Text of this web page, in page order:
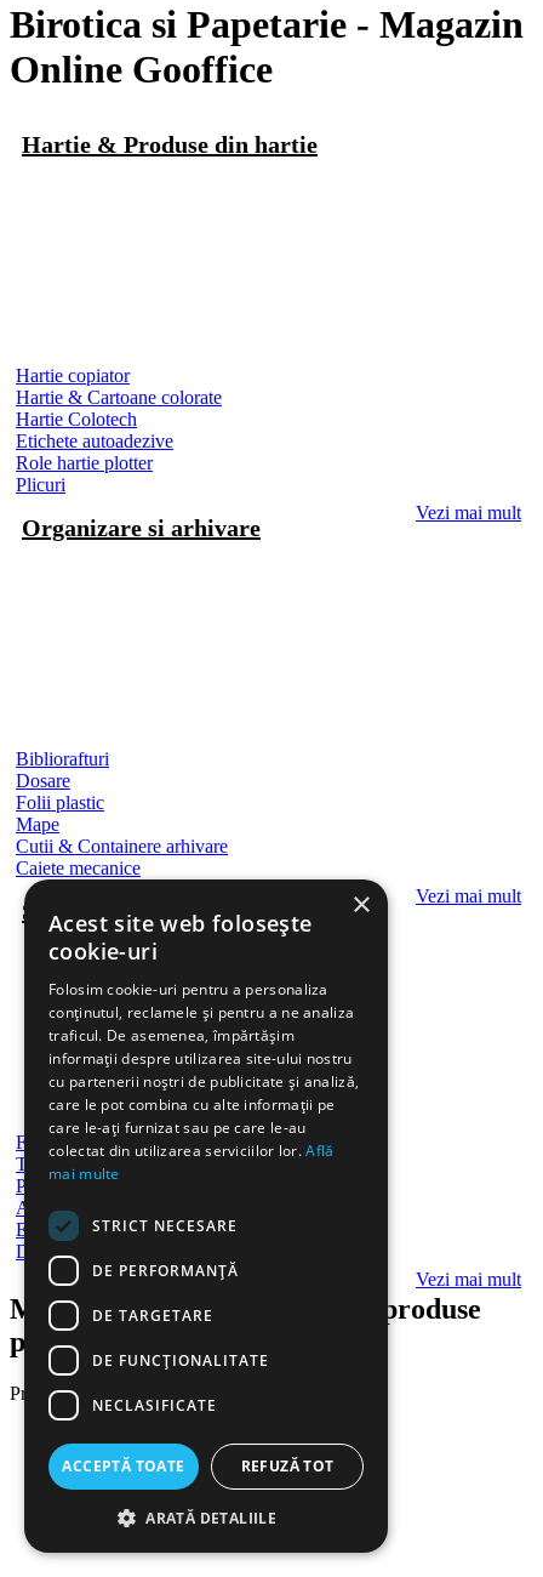
Birotica si Papetarie - Magazin
Online Gooffice
Hartie & Produse din hartie
Hartie copiator
Hartie & Cartoane colorate
Hartie Colotech
Etichete autoadezive
Role hartie plotter
Plicuri
Vezi mai mult
Organizare si arhivare
Bibliorafturi
Dosare
Folii plastic
Mape
Cutii & Containere arhivare
Caiete mecanice
Vezi mai mult
Sisteme de afisare
Flipcharturi
Table magnetice
Panouri de pluta
Aviziere
Ecusoane si accesorii
Display-uri de prezentare
Vezi mai mult
Magazin de papetarie - Alege produse
potrivite pentru biroul tau
Produse recomandate
Cele mai vandute
Produse noi
×
Acest site web folosește
cookie-uri
Folosim cookie-uri pentru a personaliza
conținutul, reclamele și pentru a ne analiza
traficul. De asemenea, împărtășim
informații despre utilizarea site-ului nostru
cu partenerii noștri de publicitate și analiză,
care le pot combina cu alte informații pe
care le-ați furnizat sau pe care le-au
colectat din utilizarea serviciilor lor.Află
mai multe
STRICT NECESARE
DE PERFORMANȚĂ
DE TARGETARE
DE FUNCŢIONALITATE
NECLASIFICATE
ACCEPTĂ TOATE REFUZĂ TOT
ARATĂ DETALIILE